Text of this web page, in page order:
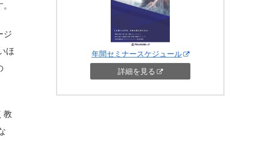
ジ
ほ
教
年間セミナースケジュール
詳細を見る